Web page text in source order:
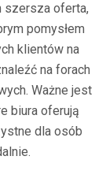
szersza oferta,
pomysłem
klientów na
na forach
Ważne jest
biura oferują
dla osób